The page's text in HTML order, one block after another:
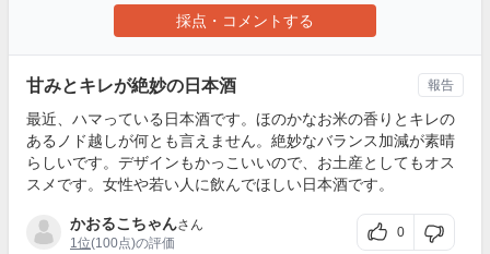
採点・コメントする
甘みとキレが絶妙の日本酒
最近、ハマっている日本酒です。ほのかなお米の香りとキレの
あるノド越しが何とも言えません。絶妙なバランス加減が素晴
らしいです。デザインもかっこいいので、お土産としてもオス
スメです。女性や若い人に飲んでほしい日本酒です。
かおるこちゃんさん
1位(100点)の評価
0
報告